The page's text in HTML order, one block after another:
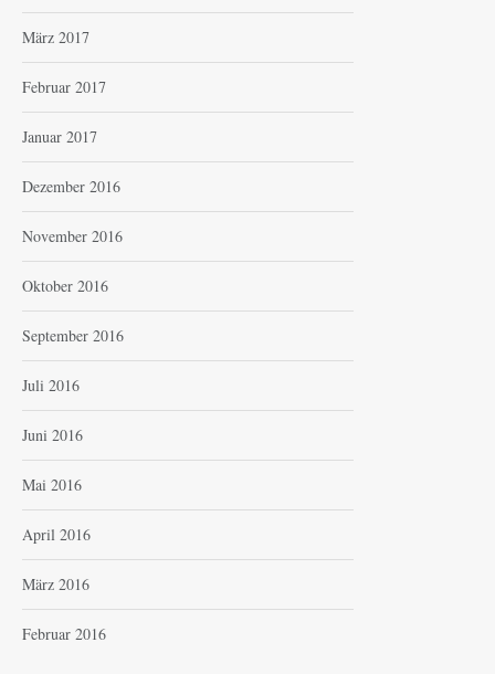
März 2017
Februar 2017
Januar 2017
Dezember 2016
November 2016
Oktober 2016
September 2016
Juli 2016
Juni 2016
Mai 2016
April 2016
März 2016
Februar 2016